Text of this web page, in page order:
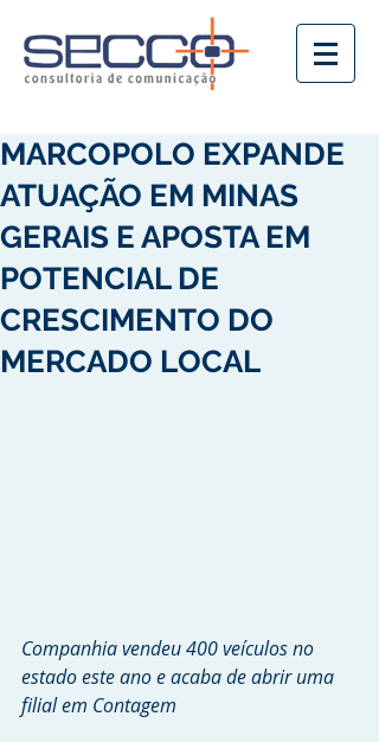
MARCOPOLO EXPANDE
ATUAÇÃO EM MINAS
GERAIS E APOSTA EM
POTENCIAL DE
CRESCIMENTO DO
MERCADO LOCAL
Companhia vendeu 400 veículos no
estado este ano e acaba de abrir uma
filial em Contagem